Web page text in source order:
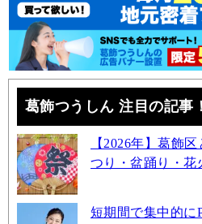
葛飾つうしん 注目の記事
【2026年】葛飾
つり・盆踊り・花
短期間で集中的に